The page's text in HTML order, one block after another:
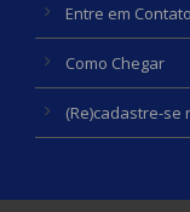
Entre em Contato
Como Chegar
(Re)cadastre-se